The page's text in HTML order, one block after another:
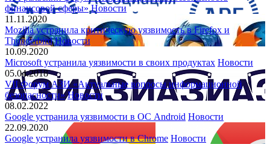
финансовой сферы» Новости
11.11.2020
Mozilla устранила критическую уязвимость в Firefox и
Thunderbird Новости
10.09.2020
Microsoft устранила уязвимости в своих продуктах Новости
05.04.2018
VII Форум АЗИ «Актуальные вопросы информационной
безопасности» Новости
08.02.2022
Google устранила уязвимости в ОС Android Новости
22.09.2020
Google устранила уязвимости в Chrome Новости